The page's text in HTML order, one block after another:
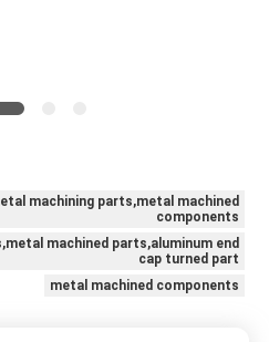
machining parts,metal machined
components
machined parts,aluminum end
cap turned part
metal machined components